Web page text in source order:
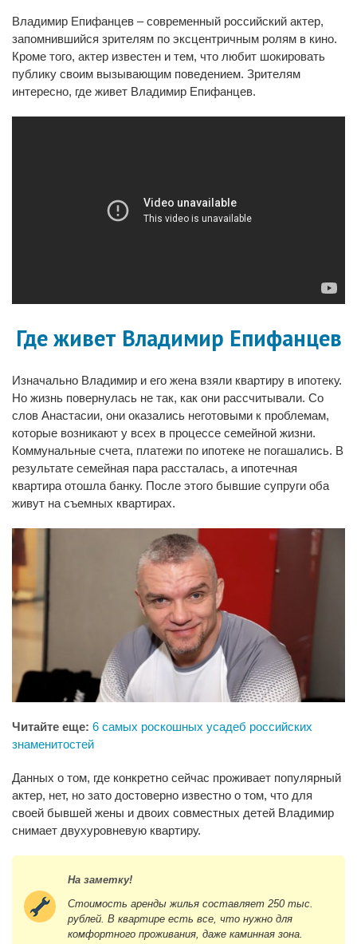
Владимир Епифанцев – современный российский актер,
запомнившийся зрителям по эксцентричным ролям в кино.
Кроме того, актер известен и тем, что любит шокировать
публику своим вызывающим поведением. Зрителям
интересно, где живет Владимир Епифанцев.
Где живет Владимир Епифанцев
Изначально Владимир и его жена взяли квартиру в ипотеку.
Но жизнь повернулась не так, как они рассчитывали. Со
слов Анастасии, они оказались неготовыми к проблемам,
которые возникают у всех в процессе семейной жизни.
Коммунальные счета, платежи по ипотеке не погашались. В
результате семейная пара рассталась, а ипотечная
квартира отошла банку. После этого бывшие супруги оба
живут на съемных квартирах.
Читайте еще: 6 самых роскошных усадеб российских
знаменитостей
Данных о том, где конкретно сейчас проживает популярный
актер, нет, но зато достоверно известно о том, что для
своей бывшей жены и двоих совместных детей Владимир
снимает двухуровневую квартиру.
На заметку!
Стоимость аренды жилья составляет 250 тыс.
рублей. В квартире есть все, что нужно для
комфортного проживания, даже каминная зона.